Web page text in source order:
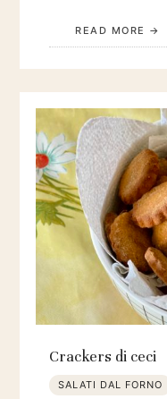
READ MORE
Crackers di ceci
SALATI DAL FORNO